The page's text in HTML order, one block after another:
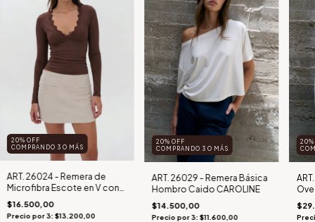
20% OFF
COMPRANDO 3 O MÁS
ART. 26024 - Remera de
Microfibra Escote en V con
Puntilla IBBY
$16.500,00
Precio por 3: $13.200,00
20% OFF
COMPRANDO 3 O MÁS
ART. 26029 - Remera Básica
Hombro Caido CAROLINE
$14.500,00
Precio por 3: $11.600,00